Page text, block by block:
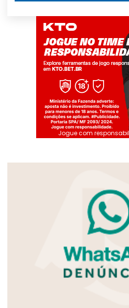
Jogue com